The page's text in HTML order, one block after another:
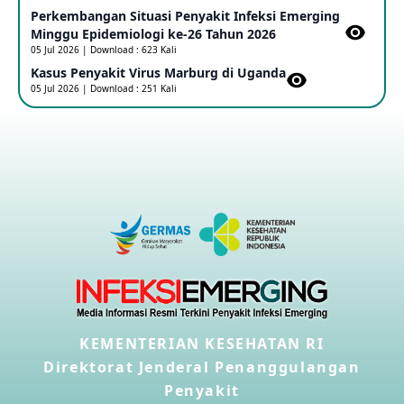
Outbreak Penyakti Ebola di RD Kongo
16 May 2026
Kasus Konfirmasi A(H5NN6) di Cina
Penyakit virus Hanta di Kapal Pesiar Keberangkatan
04 May 2026
Penyakit Meningokokus di Vietnam
28 Apr 2026
Perkembangan Situasi Penyakit Infeksi Emerging
Minggu Epidemiologi ke-26 Tahun 2026
05 Jul 2026 | Download : 623 Kali
Kasus Penyakit Virus Marburg di Uganda
05 Jul 2026 | Download : 251 Kali
KEMENTERIAN KESEHATAN RI
Direktorat Jenderal Penanggulangan
Penyakit